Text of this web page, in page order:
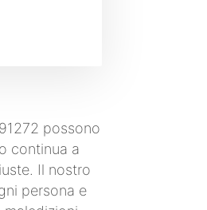
possono
continua a
Il nostro
persona e